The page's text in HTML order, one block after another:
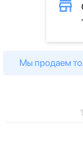
Мы продаем